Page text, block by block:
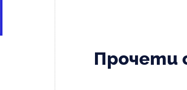
Прочети